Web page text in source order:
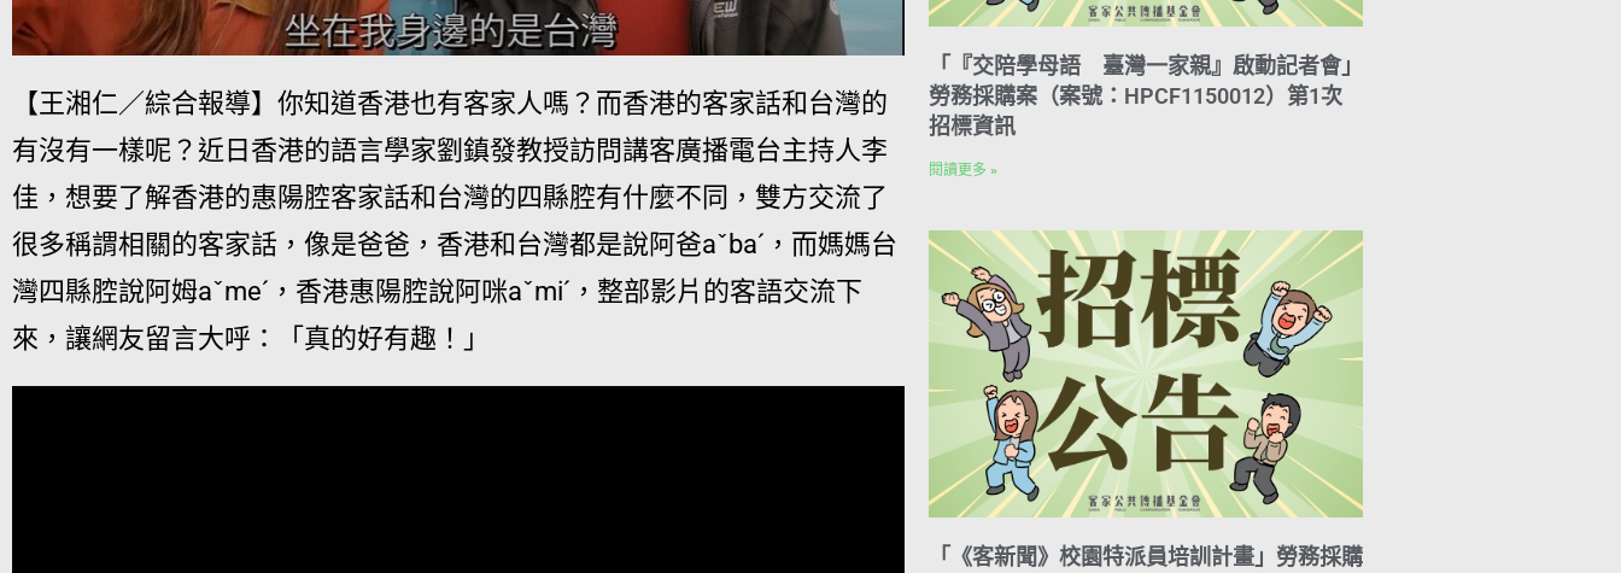
【王湘仁／綜合報導】你知道香港也有客家人嗎？而香港的客家話和台灣的
有沒有一樣呢？近日香港的語言學家劉鎮發教授訪問講客廣播電台主持人李
佳，想要了解香港的惠陽腔客家話和台灣的四縣腔有什麼不同，雙方交流了
很多稱謂相關的客家話，像是爸爸，香港和台灣都是說阿爸aˇbaˊ，而媽媽台
灣四縣腔說阿姆aˇmeˊ，香港惠陽腔說阿咪aˇmiˊ，整部影片的客語交流下
來，讓網友留言大呼：「真的好有趣！」
「『交陪學母語 臺灣一家親』啟動記者會」
勞務採購案（案號：HPCF1150012）第1次
招標資訊
閱讀更多 »
「《客新聞》校園特派員培訓計畫」勞務採購